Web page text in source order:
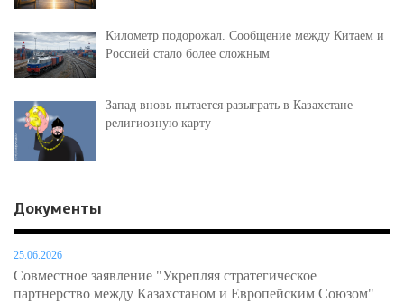
Километр подорожал. Сообщение между Китаем и
Россией стало более сложным
Запад вновь пытается разыграть в Казахстане
религиозную карту
Документы
25.06.2026
Совместное заявление "Укрепляя стратегическое
партнерство между Казахстаном и Европейским Союзом"